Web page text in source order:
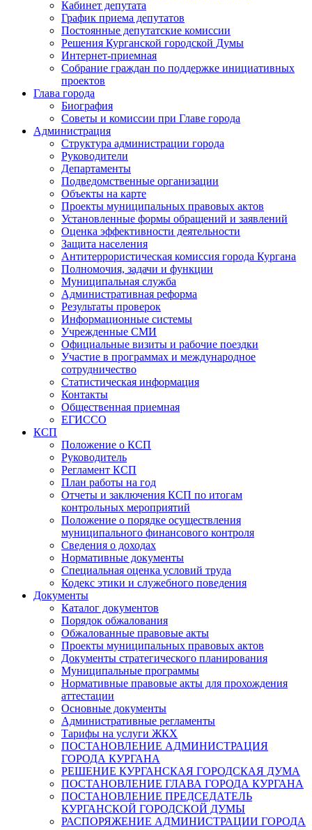
Кабинет депутата
График приема депутатов
Постоянные депутатские комиссии
Решения Курганской городской Думы
Интернет-приемная
Собрание граждан по поддержке инициативных
проектов
Глава города
Биография
Советы и комиссии при Главе города
Администрация
Структура администрации города
Руководители
Департаменты
Подведомственные организации
Объекты на карте
Проекты муниципальных правовых актов
Установленные формы обращений и заявлений
Оценка эффективности деятельности
Защита населения
Антитеррористическая комиссия города Кургана
Полномочия, задачи и функции
Муниципальная служба
Административная реформа
Результаты проверок
Информационные системы
Учрежденные СМИ
Официальные визиты и рабочие поездки
Участие в программах и международное
сотрудничество
Статистическая информация
Контакты
Общественная приемная
ЕГИССО
КСП
Положение о КСП
Руководитель
Регламент КСП
План работы на год
Отчеты и заключения КСП по итогам
контрольных мероприятий
Положение о порядке осуществления
муниципального финансового контроля
Сведения о доходах
Нормативные документы
Специальная оценка условий труда
Кодекс этики и служебного поведения
Документы
Каталог документов
Порядок обжалования
Обжалованные правовые акты
Проекты муниципальных правовых актов
Документы стратегического планирования
Муниципальные программы
Нормативные правовые акты для прохождения
аттестации
Основные документы
Административные регламенты
Тарифы на услуги ЖКХ
ПОСТАНОВЛЕНИЕ АДМИНИСТРАЦИЯ
ГОРОДА КУРГАНА
РЕШЕНИЕ КУРГАНСКАЯ ГОРОДСКАЯ ДУМА
ПОСТАНОВЛЕНИЕ ГЛАВА ГОРОДА КУРГАНА
ПОСТАНОВЛЕНИЕ ПРЕДСЕДАТЕЛЬ
КУРГАНСКОЙ ГОРОДСКОЙ ДУМЫ
РАСПОРЯЖЕНИЕ АДМИНИСТРАЦИИ ГОРОДА